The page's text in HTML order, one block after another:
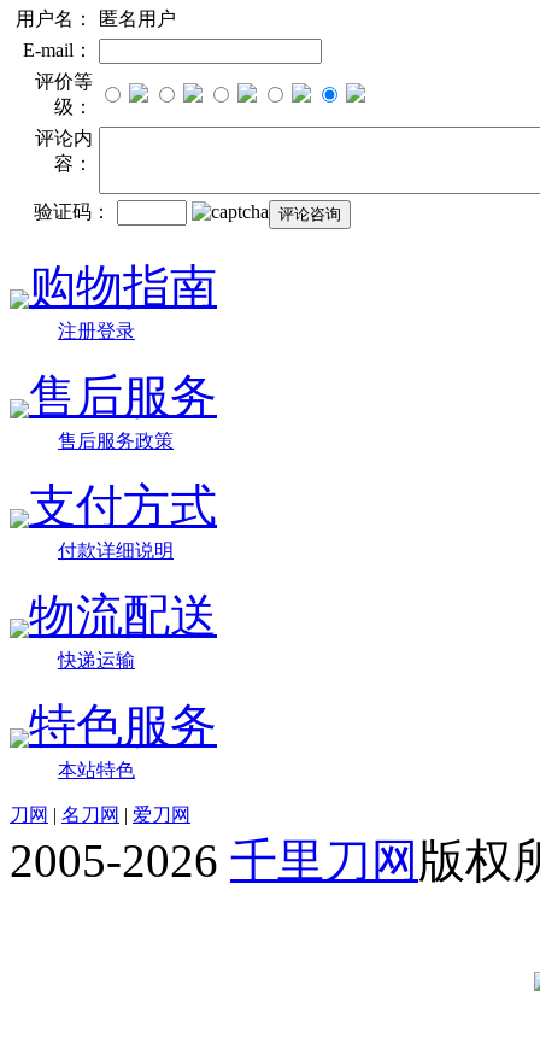
用户名：
匿名用户
E-mail：
评价等
级：
评论内
容：
验证码：
购物指南
注册登录
售后服务
售后服务政策
支付方式
付款详细说明
物流配送
快递运输
特色服务
本站特色
刀网 | 名刀网 | 爱刀网
2005-2026 千里刀网 版权